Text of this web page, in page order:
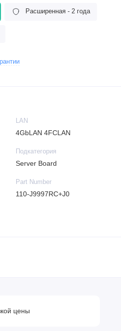
Расширенная - 2 года
LAN
4GbLAN 4FCLAN
Подкатегория
Server Board
Part Number
110-J9997RC+J0
цены